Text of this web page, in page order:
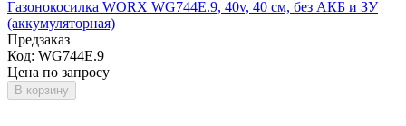
Газонокосилка WORX WG744E.9, 40v, 40 см, без АКБ и ЗУ
(аккумуляторная)
Предзаказ
Код: WG744E.9
Цена по запросу
В корзину